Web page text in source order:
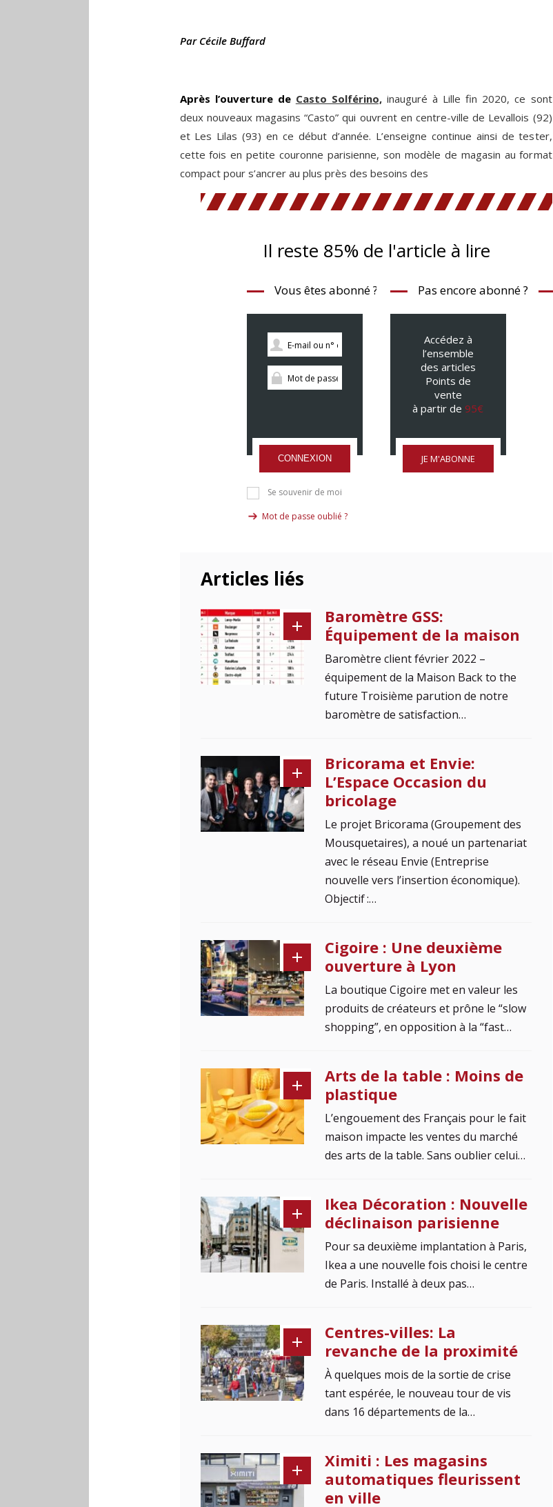
Par Cécile Buffard
Après l’ouverture de Casto Solférino,inauguré à Lille fin 2020, ce sont
deux nouveaux magasins “Casto” qui ouvrent en centre-ville de Levallois (92)
et Les Lilas (93) en ce début d’année. L’enseigne continue ainsi de tester,
cette fois en petite couronne parisienne, son modèle de magasin au format
compact pour s’ancrer au plus près des besoins des
Il reste 85% de l'article à lire
Vous êtes abonné ?
CONNEXION
Se souvenir de moi
Mot de passe oublié ?
Pas encore abonné ?
Accédez à
l’ensemble
des articles
Points de
vente
à partir de 95€
JE M'ABONNE
Articles liés
Baromètre GSS:
Équipement de la maison
Baromètre client février 2022 –
équipement de la Maison Back to the
future Troisième parution de notre
baromètre de satisfaction…
Bricorama et Envie:
L’Espace Occasion du
bricolage
Le projet Bricorama (Groupement des
Mousquetaires), a noué un partenariat
avec le réseau Envie (Entreprise
nouvelle vers l’insertion économique).
Objectif :…
Cigoire : Une deuxième
ouverture à Lyon
La boutique Cigoire met en valeur les
produits de créateurs et prône le “slow
shopping”, en opposition à la “fast…
Arts de la table : Moins de
plastique
L’engouement des Français pour le fait
maison impacte les ventes du marché
des arts de la table. Sans oublier celui…
Ikea Décoration : Nouvelle
déclinaison parisienne
Pour sa deuxième implantation à Paris,
Ikea a une nouvelle fois choisi le centre
de Paris. Installé à deux pas…
Centres-villes: La
revanche de la proximité
À quelques mois de la sortie de crise
tant espérée, le nouveau tour de vis
dans 16 départements de la…
Ximiti : Les magasins
automatiques fleurissent
en ville